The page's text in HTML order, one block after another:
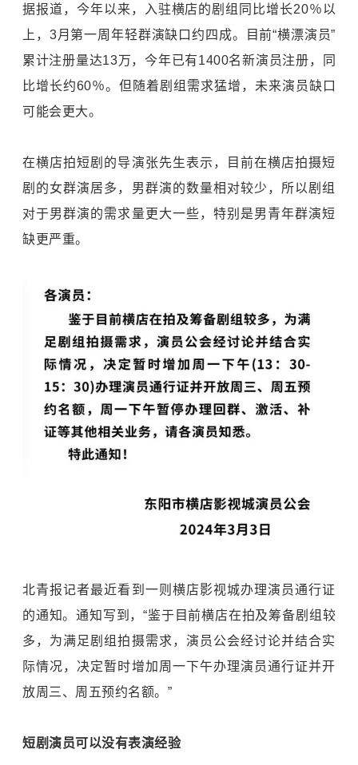
据报道，今年以来，入驻横店的剧组同比增长20％以
上，3月第一周年轻群演缺口约四成。目前“横漂演员”
累计注册量达13万，今年已有1400名新演员注册，同
比增长约60％。但随着剧组需求猛增，未来演员缺口
可能会更大。
在横店拍短剧的导演张先生表示，目前在横店拍摄短
剧的女群演居多，男群演的数量相对较少，所以剧组
对于男群演的需求量更大一些，特别是男青年群演短
缺更严重。
北青报记者最近看到一则横店影视城办理演员通行证
的通知。通知写到，“鉴于目前横店在拍及筹备剧组较
多，为满足剧组拍摄需求，演员公会经讨论并结合实
际情况，决定暂时增加周一下午办理演员通行证并开
放周三、周五预约名额。”
短剧演员可以没有表演经验